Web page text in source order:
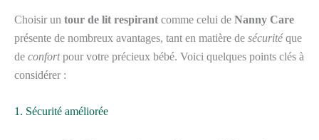
Choisir un tour de lit respirant comme celui de Nanny Care
présente de nombreux avantages, tant en matière de sécuritéque
de confortpour votre précieux bébé. Voici quelques points clés à
considérer :
1. Sécurité améliorée